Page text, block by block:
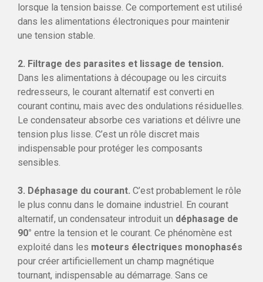
lorsque la tension baisse. Ce comportement est utilisé
dans les alimentations électroniques pour maintenir
une tension stable.
2. Filtrage des parasites et lissage de tension.
Dans les alimentations à découpage ou les circuits
redresseurs, le courant alternatif est converti en
courant continu, mais avec des ondulations résiduelles.
Le condensateur absorbe ces variations et délivre une
tension plus lisse. C’est un rôle discret mais
indispensable pour protéger les composants
sensibles.
3. Déphasage du courant. C’est probablement le rôle
le plus connu dans le domaine industriel. En courant
alternatif, un condensateur introduit un déphasage de
90° entre la tension et le courant. Ce phénomène est
exploité dans les moteurs électriques monophasés
pour créer artificiellement un champ magnétique
tournant, indispensable au démarrage. Sans ce